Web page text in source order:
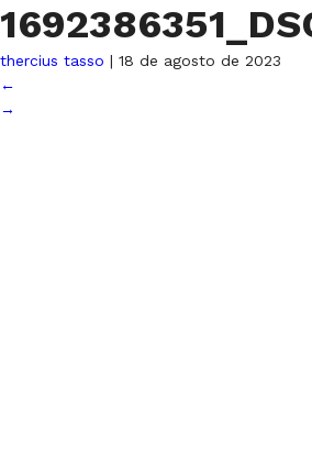
thercius tasso | 18 de agosto de 2023
←
→